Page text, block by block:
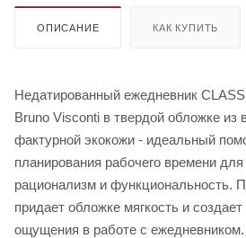
ОПИСАНИЕ КАК КУПИТЬ
Недатированный ежедневник
Bruno Visconti в твердой обложке из
фактурной экокожи - идеальный
планирования рабочего времени для
рационализм и функциональность.
придает обложке мягкость и
ощущения в работе с